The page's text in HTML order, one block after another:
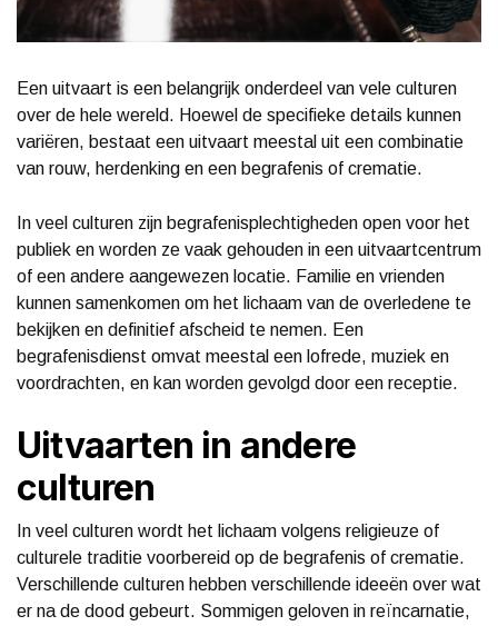
Een uitvaart is een belangrijk onderdeel van vele culturen
over de hele wereld. Hoewel de specifieke details kunnen
variëren, bestaat een uitvaart meestal uit een combinatie
van rouw, herdenking en een begrafenis of crematie.
In veel culturen zijn begrafenisplechtigheden open voor het
publiek en worden ze vaak gehouden in een uitvaartcentrum
of een andere aangewezen locatie. Familie en vrienden
kunnen samenkomen om het lichaam van de overledene te
bekijken en definitief afscheid te nemen. Een
begrafenisdienst omvat meestal een lofrede, muziek en
voordrachten, en kan worden gevolgd door een receptie.
Uitvaarten in andere
culturen
In veel culturen wordt het lichaam volgens religieuze of
culturele traditie voorbereid op de begrafenis of crematie.
Verschillende culturen hebben verschillende ideeën over wat
er na de dood gebeurt. Sommigen geloven in reïncarnatie,